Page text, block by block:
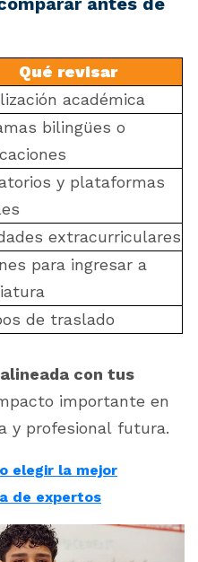
Qué revisar
académica
bilingües o
y plataformas
extracurriculares
para ingresar a
de traslado
con tus
importante en
y profesional futura.
elegir la mejor
de expertos